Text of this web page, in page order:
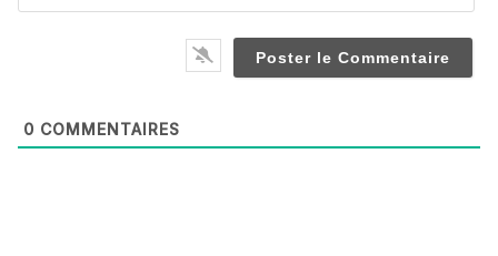
0 COMMENTAIRES